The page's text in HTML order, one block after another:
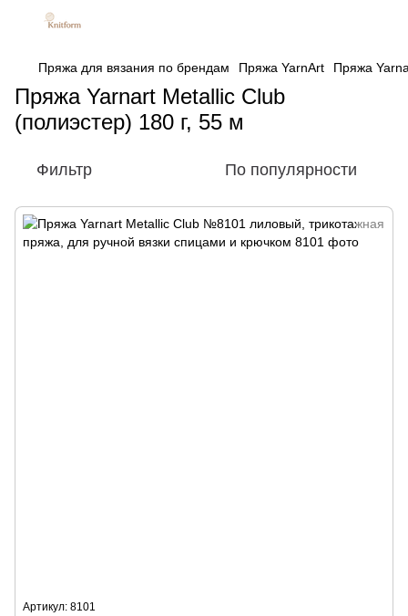
Пряжа для вязания по брендам Пряжа YarnArt Пряжа
Пряжа Yarnart Metallic Club
(полиэстер) 180 г, 55 м
Фильтр По популярности
Артикул: 8101